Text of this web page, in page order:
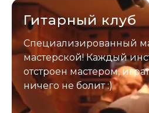
Гитарный клуб
Специализированный
мастерской! Каждый
отстроен мастером,
ничего не болит :)